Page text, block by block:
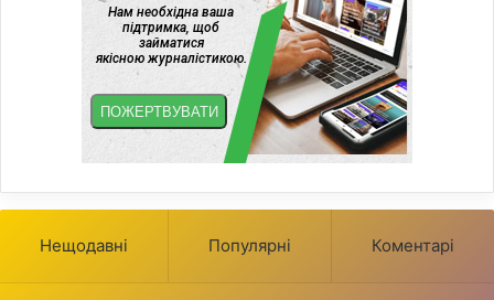
Нещодавні Популярні Коментарі